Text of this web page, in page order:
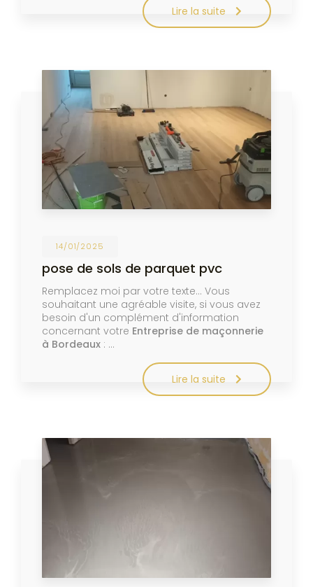
Lire la suite
14/01/2025
pose de sols de parquet pvc
Remplacez moi par votre texte... Vous
souhaitant une agréable visite, si vous avez
besoin d'un complément d'information
concernant votre Entreprise de maçonnerie
à Bordeaux : …
Lire la suite